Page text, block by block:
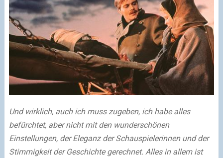
Und wirklich, auch ich muss zugeben, ich habe alles
befürchtet, aber nicht mit den wunderschönen
Einstellungen, der Eleganz der Schauspielerinnen und der
Stimmigkeit der Geschichte gerechnet. Alles in allem ist